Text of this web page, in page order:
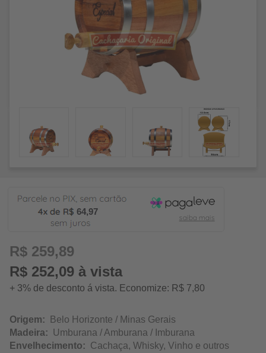
64,97
R$ 259,89
R$ 252,09 à vista
+ 3% de desconto á vista. Economize: R$ 7,80
Origem: Belo Horizonte / Minas Gerais
Madeira: Umburana / Amburana / Imburana
Envelhecimento: Cachaça, Whisky, Vinho e outros